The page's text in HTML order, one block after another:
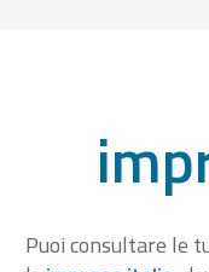
Puoi consultare le